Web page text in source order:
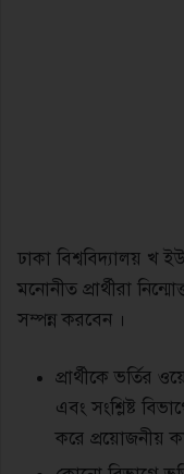
ঢাকা বিশ্ববিদ্যালয় খ
মনোনীত প্রার্থীরা
সম্পন্ন করবেন ।
প্রার্থীকে ভর্তির
এবং সংশ্লিষ্ট
করে প্রয়ােজনীয়